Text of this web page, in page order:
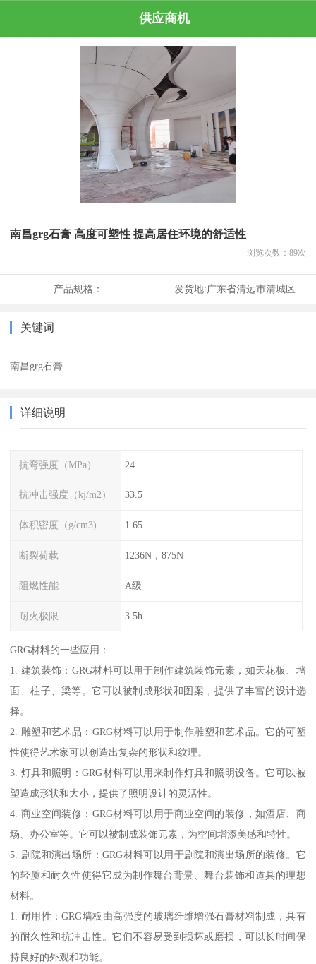
供应商机
南昌grg石膏 高度可塑性 提高居住环境的舒适性
浏览次数： 89次
产品规格： 发货地:广东省清远市清城区
关键词
南昌grg石膏
详细说明
抗弯强度（MPa） 24
抗冲击强度（kj/m2） 33.5
体积密度（g/cm3) 1.65
断裂荷载 1236N，875N
阻燃性能 A级
耐火极限 3.5h
GRG材料的一些应用：
1. 建筑装饰：GRG材料可以用于制作建筑装饰元素，如天花板、墙
面、柱子、梁等。它可以被制成形状和图案，提供了丰富的设计选
择。
2. 雕塑和艺术品：GRG材料可以用于制作雕塑和艺术品。它的可塑
性使得艺术家可以创造出复杂的形状和纹理。
3. 灯具和照明：GRG材料可以用来制作灯具和照明设备。它可以被
塑造成形状和大小，提供了照明设计的灵活性。
4. 商业空间装修：GRG材料可以用于商业空间的装修，如酒店、商
场、办公室等。它可以被制成装饰元素，为空间增添美感和特性。
5. 剧院和演出场所：GRG材料可以用于剧院和演出场所的装修。它
的轻质和耐久性使得它成为制作舞台背景、舞台装饰和道具的理想
材料。
1. 耐用性：GRG墙板由高强度的玻璃纤维增强石膏材料制成，具有
的耐久性和抗冲击性。它们不容易受到损坏或磨损，可以长时间保
持良好的外观和功能。